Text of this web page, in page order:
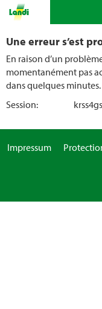
Une erreur s’est
En raison d’un
momentanément pas
dans quelques minutes.
Session:
Impressum